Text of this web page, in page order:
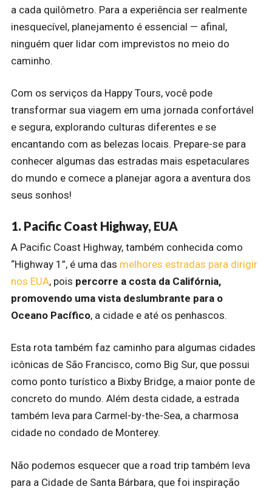
a cada quilômetro. Para a experiência ser realmente
inesquecível, planejamento é essencial — afinal,
ninguém quer lidar com imprevistos no meio do
caminho.
Com os serviços da Happy Tours, você pode
transformar sua viagem em uma jornada confortável
e segura, explorando culturas diferentes e se
encantando com as belezas locais. Prepare-se para
conhecer algumas das estradas mais espetaculares
do mundo e comece a planejar agora a aventura dos
seus sonhos!
1. Pacific Coast Highway, EUA
A Pacific Coast Highway, também conhecida como
“Highway 1”, é uma das melhores estradas para dirigir
nos EUA, pois percorre a costa da Califórnia,
promovendo uma vista deslumbrante para o
Oceano Pacífico, a cidade e até os penhascos.
Esta rota também faz caminho para algumas cidades
icônicas de São Francisco, como Big Sur, que possui
como ponto turístico a Bixby Bridge, a maior ponte de
concreto do mundo. Além desta cidade, a estrada
também leva para Carmel-by-the-Sea, a charmosa
cidade no condado de Monterey.
Não podemos esquecer que a road trip também leva
para a Cidade de Santa Bárbara, que foi inspiração